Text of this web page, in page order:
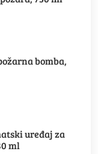
bomba,
uređaj za
ml